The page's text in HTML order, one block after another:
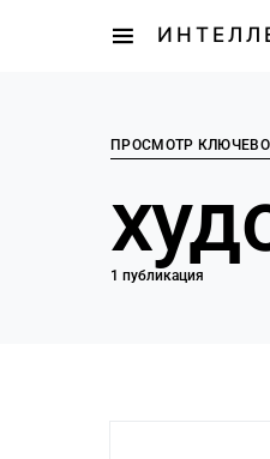
ПРОСМОТР
1 публикация